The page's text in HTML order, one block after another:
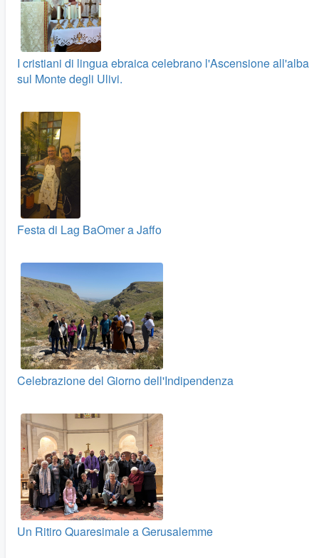
I cristiani di lingua ebraica celebrano l'Ascensione all'alba
sul Monte degli Ulivi.
Festa di Lag BaOmer a Jaffo
Celebrazione del Giorno dell'Indipendenza
Un Ritiro Quaresimale a Gerusalemme